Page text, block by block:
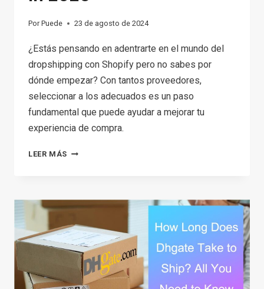
Por Puede 23 de agosto de 2024
¿Estás pensando en adentrarte en el mundo del
dropshipping con Shopify pero no sabes por
dónde empezar? Con tantos proveedores,
seleccionar a los adecuados es un paso
fundamental que puede ayudar a mejorar tu
experiencia de compra.
LEER MÁS TOP
SHOPIFY
DROPSHIPPING
SUPPLIERS
IN